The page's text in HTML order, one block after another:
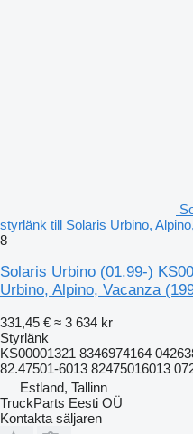
styrlänk till Solaris Urbino,
8
Solaris Urbino (01.99-)
Urbino, Alpino, Vacanza
331,45 € ≈ 3 634 kr
Styrlänk
KS00001321 8346974164
82.47501-6013 82475016013
Estland, Tallinn
TruckParts Eesti OÜ
Kontakta säljaren